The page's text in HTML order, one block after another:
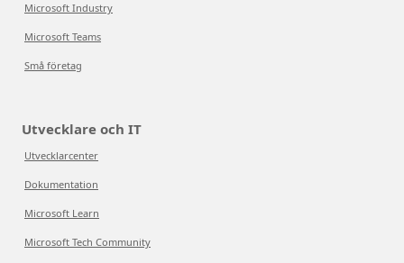
Microsoft Industry
Microsoft Teams
Små företag
Utvecklare och IT
Utvecklarcenter
Dokumentation
Microsoft Learn
Microsoft Tech Community